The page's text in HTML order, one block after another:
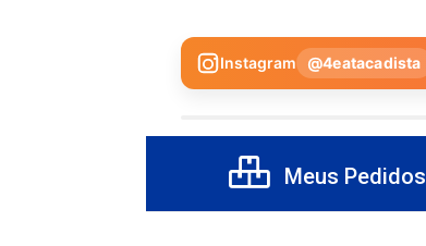
Instagram @4eatacadista
Meus Pedidos